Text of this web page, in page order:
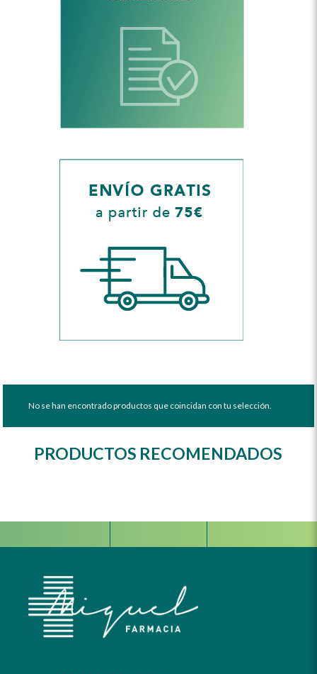
No se han encontrado productos que coincidan con tu selección.
PRODUCTOS RECOMENDADOS